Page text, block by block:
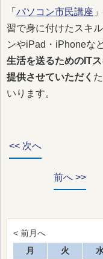
「 パソコン市民講座
習で身に付けたスキ
ンやiPad・iPhoneな
生活を送るためのIT
提供させていただく
いります。
<< 次へ
前へ >>
< 前月へ
月 火